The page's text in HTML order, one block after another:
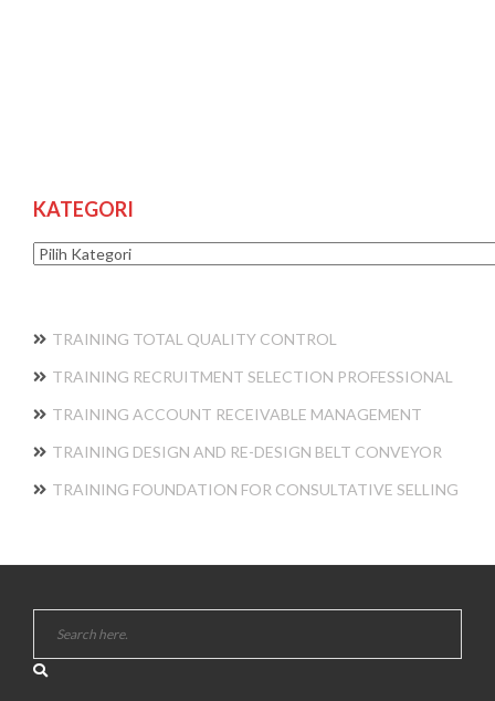
KATEGORI
Kategori
TRAINING TOTAL QUALITY CONTROL
TRAINING RECRUITMENT SELECTION PROFESSIONAL
TRAINING ACCOUNT RECEIVABLE MANAGEMENT
TRAINING DESIGN AND RE-DESIGN BELT CONVEYOR
TRAINING FOUNDATION FOR CONSULTATIVE SELLING